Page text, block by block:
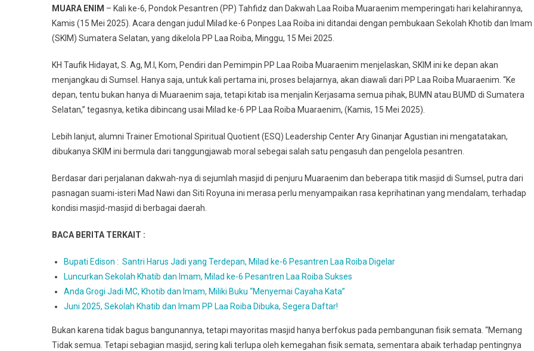
Khotib
Dan
Imam
Dibuka,
Milad
Ke-
6
Laa
Roiba
MUARA ENIM – Kali ke-6, Pondok Pesantren (PP) Tahfidz dan Dakwah Laa Roiba Muaraenim memperingati hari kelahirannya,
Kamis (15 Mei 2025). Acara dengan judul Milad ke-6 Ponpes Laa Roiba ini ditandai dengan pembukaan Sekolah Khotib dan Imam
(SKIM) Sumatera Selatan, yang dikelola PP Laa Roiba, Minggu, 15 Mei 2025.
KH Taufik Hidayat, S. Ag, M.I, Kom, Pendiri dan Pemimpin PP Laa Roiba Muaraenim menjelaskan, SKIM ini ke depan akan
menjangkau di Sumsel. Hanya saja, untuk kali pertama ini, proses belajarnya, akan diawali dari PP Laa Roiba Muaraenim. “Ke
depan, tentu bukan hanya di Muaraenim saja, tetapi kitab isa menjalin Kerjasama semua pihak, BUMN atau BUMD di Sumatera
Selatan,” tegasnya, ketika dibincang usai Milad ke-6 PP Laa Roiba Muaraenim, (Kamis, 15 Mei 2025).
Lebih lanjut, alumni Trainer Emotional Spiritual Quotient (ESQ) Leadership Center Ary Ginanjar Agustian ini mengatatakan,
dibukanya SKIM ini bermula dari tanggungjawab moral sebegai salah satu pengasuh dan pengelola pesantren.
Berdasar dari perjalanan dakwah-nya di sejumlah masjid di penjuru Muaraenim dan beberapa titik masjid di Sumsel, putra dari
pasnagan suami-isteri Mad Nawi dan Siti Royuna ini merasa perlu menyampaikan rasa keprihatinan yang mendalam, terhadap
kondisi masjid-masjid di berbagai daerah.
BACA BERITA TERKAIT :
Bupati Edison : Santri Harus Jadi yang Terdepan, Milad ke-6 Pesantren Laa Roiba Digelar
Luncurkan Sekolah Khatib dan Imam, Milad ke-6 Pesantren Laa Roiba Sukses
Anda Grogi Jadi MC, Khotib dan Imam, Miliki Buku “Menyemai Cayaha Kata”
Juni 2025, Sekolah Khatib dan Imam PP Laa Roiba Dibuka, Segera Daftar!
Bukan karena tidak bagus bangunannya, tetapi mayoritas masjid hanya berfokus pada pembangunan fisik semata. “Memang
Tidak semua. Tetapi sebagian masjid, sering kali terlupa oleh kemegahan fisik semata, sementara abaik terhadap pentingnya